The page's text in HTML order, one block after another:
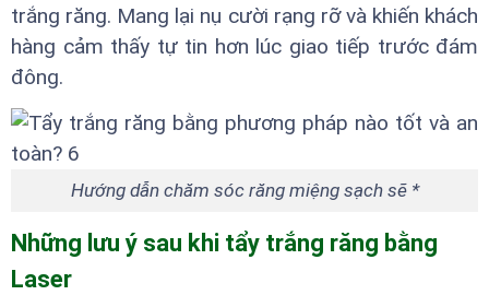
trắng răng. Mang lại nụ cười rạng rỡ và khiến khách
hàng cảm thấy tự tin hơn lúc giao tiếp trước đám
đông.
Hướng dẫn chăm sóc răng miệng sạch sẽ *
Những lưu ý sau khi tẩy trắng răng bằng
Laser